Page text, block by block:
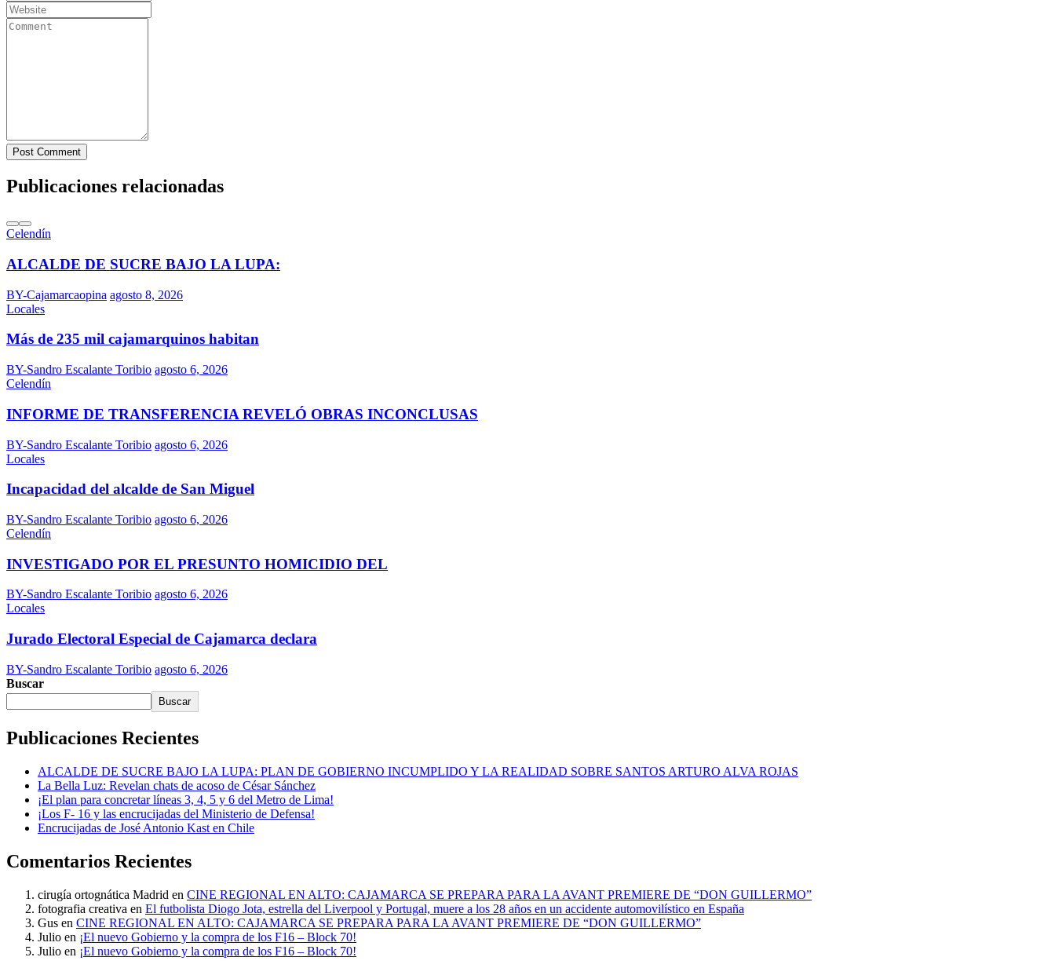
Post Comment
Publicaciones relacionadas
Celendín
ALCALDE DE SUCRE BAJO LA LUPA:
BY-Cajamarcaopina agosto 8, 2026
Locales
Más de 235 mil cajamarquinos habitan
BY-Sandro Escalante Toribio agosto 6, 2026
Celendín
INFORME DE TRANSFERENCIA REVELÓ OBRAS INCONCLUSAS
BY-Sandro Escalante Toribio agosto 6, 2026
Locales
Incapacidad del alcalde de San Miguel
BY-Sandro Escalante Toribio agosto 6, 2026
Celendín
INVESTIGADO POR EL PRESUNTO HOMICIDIO DEL
BY-Sandro Escalante Toribio agosto 6, 2026
Locales
Jurado Electoral Especial de Cajamarca declara
BY-Sandro Escalante Toribio agosto 6, 2026
Buscar
Buscar
Publicaciones Recientes
ALCALDE DE SUCRE BAJO LA LUPA: PLAN DE GOBIERNO INCUMPLIDO Y LA REALIDAD SOBRE SANTOS ARTURO ALVA ROJAS
La Bella Luz: Revelan chats de acoso de César Sánchez
¡El plan para concretar líneas 3, 4, 5 y 6 del Metro de Lima!
¡Los F- 16 y las encrucijadas del Ministerio de Defensa!
Encrucijadas de José Antonio Kast en Chile
Comentarios Recientes
cirugía ortognática Madrid en CINE REGIONAL EN ALTO: CAJAMARCA SE PREPARA PARA LA AVANT PREMIERE DE “DON GUILLERMO”
fotografia creativa en El futbolista Diogo Jota, estrella del Liverpool y Portugal, muere a los 28 años en un accidente automovilístico en España
Gus en CINE REGIONAL EN ALTO: CAJAMARCA SE PREPARA PARA LA AVANT PREMIERE DE “DON GUILLERMO”
Julio en ¡El nuevo Gobierno y la compra de los F16 – Block 70!
Julio en ¡El nuevo Gobierno y la compra de los F16 – Block 70!